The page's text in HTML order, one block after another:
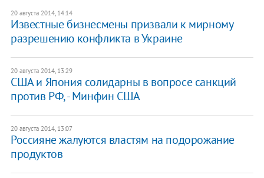
20 августа 2014, 14:14
Известные бизнесмены призвали к мирному
разрешению конфликта в Украине
20 августа 2014, 13:29
США и Япония солидарны в вопросе санкций
против РФ, - Минфин США
20 августа 2014, 13:07
Россияне жалуются властям на подорожание
продуктов